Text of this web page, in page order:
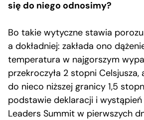
się do niego odnosimy?
Bo takie wytyczne stawia
a dokładniej: zakłada ono
temperatura w najgorszym
przekroczyła 2 stopni Celsjusza,
do nieco niższej granicy 1,5
podstawie deklaracji i wystąpień
Leaders Summit w pierwszych